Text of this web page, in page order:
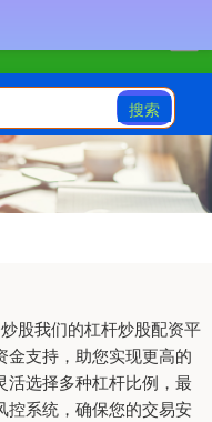
搜索
股我们的杠杆炒股配资平
金支持，助您实现更高的
活选择多种杠杆比例，最
控系统，确保您的交易安